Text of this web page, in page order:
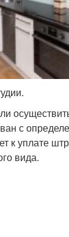
с
к уплате
вида.